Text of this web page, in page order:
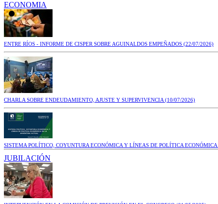
ECONOMIA
ENTRE RÍOS - INFORME DE CISPER SOBRE AGUINALDOS EMPEÑADOS (22/07/2026)
CHARLA SOBRE ENDEUDAMIENTO, AJUSTE Y SUPERVIVENCIA (10/07/2026)
SISTEMA POLÍTICO, COYUNTURA ECONÓMICA Y LÍNEAS DE POLÍTICA
JUBILACIÓN